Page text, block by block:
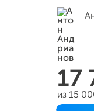
17
из 15